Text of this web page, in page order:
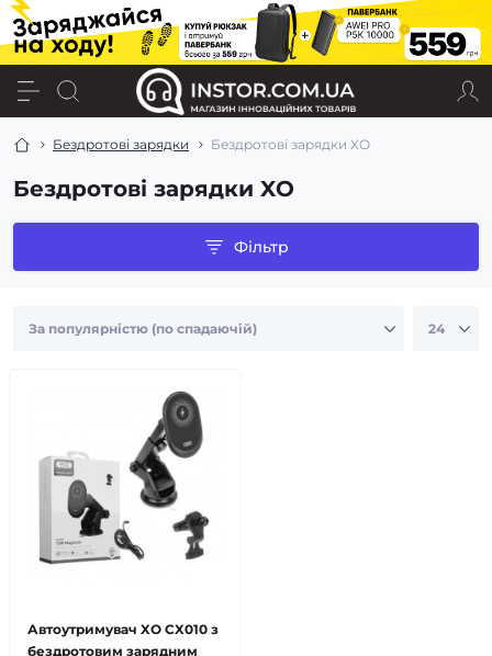
Бездротові зарядки Бездротові зарядки XO
Бездротові зарядки XO
Фільтр
Автоутримувач XO CX010 з
бездротовим зарядним